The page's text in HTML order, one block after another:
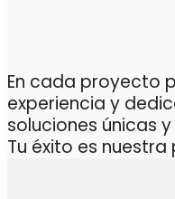
En cada proyecto
experiencia y
soluciones únicas
Tu éxito es nuestra